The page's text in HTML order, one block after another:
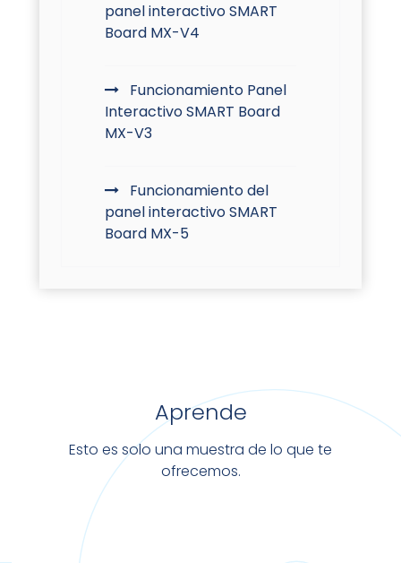
panel interactivo SMART
Board MX-V4
Funcionamiento Panel
Interactivo SMART Board
MX-V3
Funcionamiento del
panel interactivo SMART
Board MX-5
Aprende
Esto es solo una muestra de lo que te
ofrecemos.